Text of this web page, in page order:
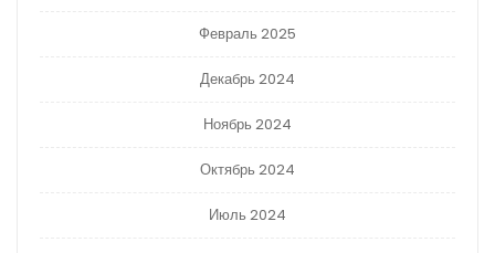
Февраль 2025
Декабрь 2024
Ноябрь 2024
Октябрь 2024
Июль 2024